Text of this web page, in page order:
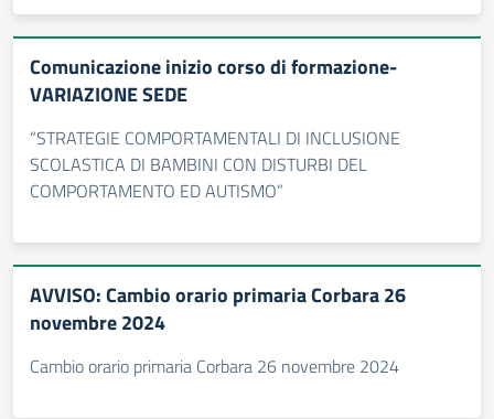
Comunicazione inizio corso di formazione-
VARIAZIONE SEDE
“STRATEGIE COMPORTAMENTALI DI INCLUSIONE
SCOLASTICA DI BAMBINI CON DISTURBI DEL
COMPORTAMENTO ED AUTISMO”
AVVISO: Cambio orario primaria Corbara 26
novembre 2024
Cambio orario primaria Corbara 26 novembre 2024